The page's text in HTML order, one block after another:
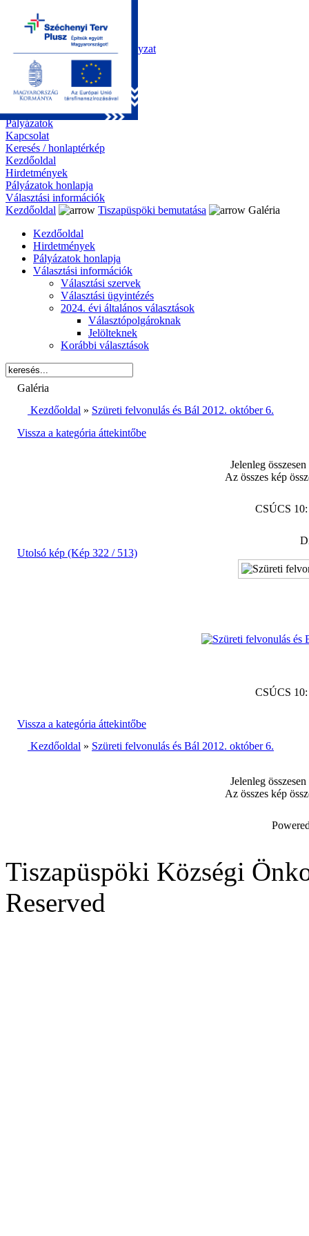
Kezdőoldal
Önkormányzat
Polgármesteri Hivatal
Roma Nemzetiségi Önkormányzat
Elektronikus ügyintézés
Közérdekű információk
Tiszapüspöki bemutatása
Galéria
Díjazottaink
Pályázatok
Kapcsolat
Keresés / honlaptérkép
Kezdőoldal
Hirdetmények
Pályázatok honlapja
Választási információk
Kezdőoldal
Tiszapüspöki bemutatása
Galéria
Kezdőoldal
Hirdetmények
Pályázatok honlapja
Választási információk
Választási szervek
Választási ügyintézés
2024. évi általános választások
Választópolgároknak
Jelölteknek
Korábbi választások
Galéria
Kezdőoldal » Szüreti felvonulás és Bál 2012. október 6.
Vissza a kategória áttekintőbe
Jelenleg
Az összes kép
CSÚCS
Utolsó kép (Kép 322 / 513)
CSÚCS
Vissza a kategória áttekintőbe
Kezdőoldal » Szüreti felvonulás és Bál 2012. október 6.
Jelenleg
Az összes kép
Tiszapüspöki Községi
Reserved